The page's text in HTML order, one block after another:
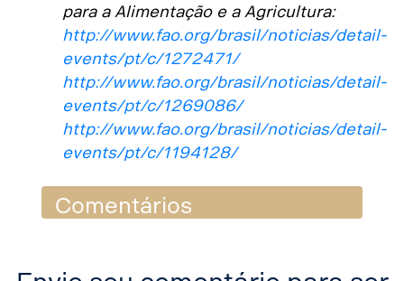
para a Alimentação e a Agricultura:
http://www.fao.org/brasil/noticias/detail-
events/pt/c/1272471/
http://www.fao.org/brasil/noticias/detail-
events/pt/c/1269086/
http://www.fao.org/brasil/noticias/detail-
events/pt/c/1194128/
Comentários